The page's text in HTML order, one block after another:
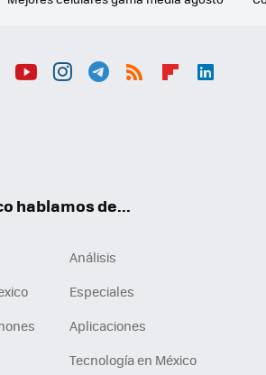
hablamos de...
Análisis
Especiales
Aplicaciones
Tecnología en México